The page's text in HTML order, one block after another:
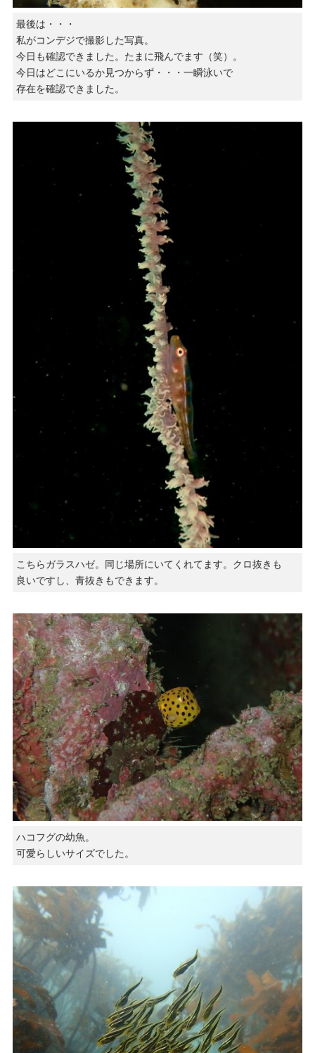
最後は・・・
私がコンデジで撮影した写真。
今日も確認できました。たまに飛んでます（笑）。
今日はどこにいるか見つからず・・・一瞬泳いで
存在を確認できました。
こちらガラスハゼ。同じ場所にいてくれてます。クロ抜きも
良いですし、青抜きもできます。
ハコフグの幼魚。
可愛らしいサイズでした。